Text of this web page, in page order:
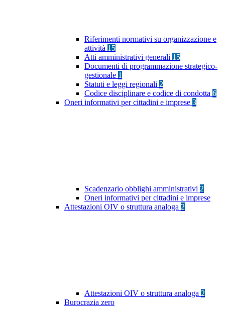
Riferimenti normativi su organizzazione e
attività 15
Atti amministrativi generali 15
Documenti di programmazione strategico-
gestionale 1
Statuti e leggi regionali 2
Codice disciplinare e codice di condotta 6
Oneri informativi per cittadini e imprese 3
Scadenzario obblighi amministrativi 2
Oneri informativi per cittadini e imprese
Attestazioni OIV o struttura analoga 2
Attestazioni OIV o struttura analoga 2
Burocrazia zero